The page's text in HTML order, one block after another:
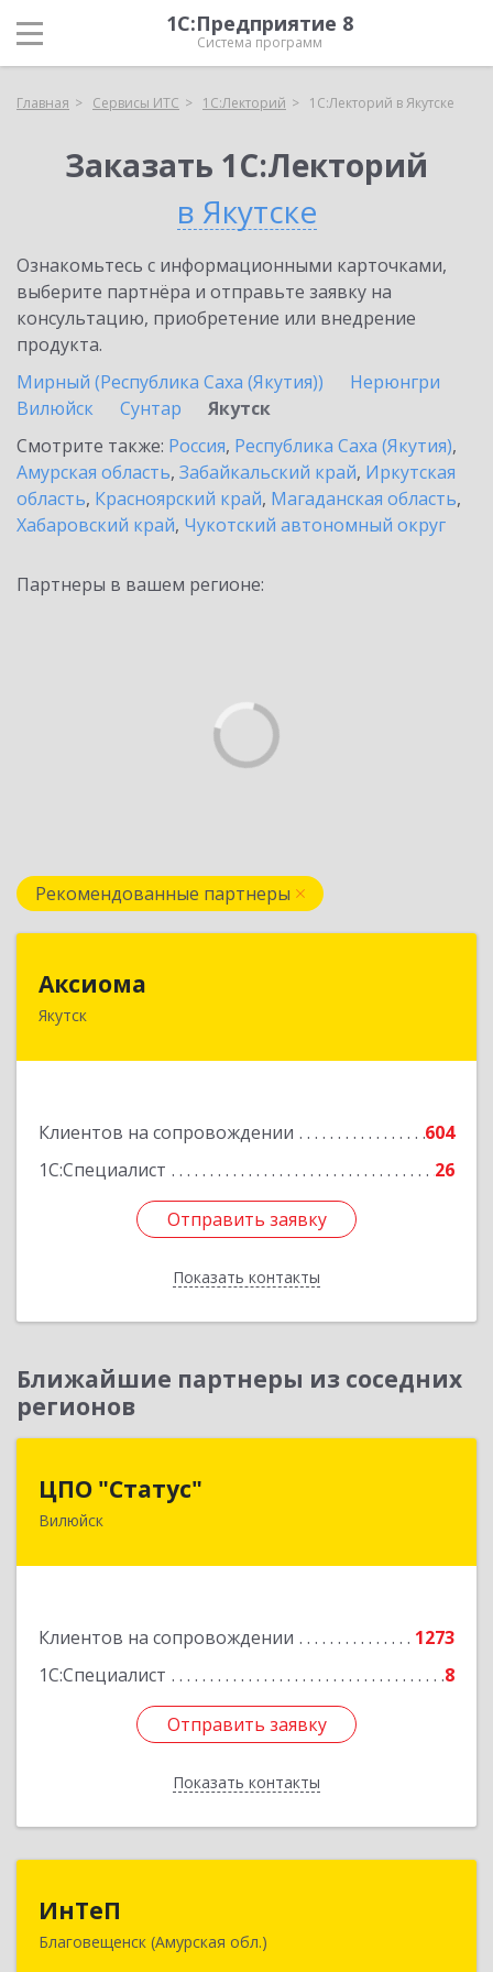
1С:Предприятие 8
Система программ
Главная Сервисы ИТС 1С:Лекторий 1С:Лекторий в Якутске
Заказать 1С:Лекторий
в Якутске
Ознакомьтесь с информационными карточками,
выберите партнёра и отправьте заявку на
консультацию, приобретение или внедрение
продукта.
Мирный (Республика Саха (Якутия))
Нерюнгри
Вилюйск
Сунтар
Якутск
Смотрите также: Россия, Республика Саха (Якутия),
Амурская область, Забайкальский край, Иркутская
область, Красноярский край, Магаданская область,
Хабаровский край, Чукотский автономный округ
Партнеры в вашем регионе:
Рекомендованные партнеры
Аксиома
Якутск
Клиентов на сопровождении
604
1С:Специалист
26
Отправить заявку
Показать контакты
677000, Саха /Якутия/ Респ, Якутск г, Чиряева
Отправить заявку
Назад
Ближайшие партнеры из соседних
регионов
ЦПО "Статус"
Вилюйск
Клиентов на сопровождении
1273
1С:Специалист
8
Отправить заявку
Показать контакты
677000, Саха /Якутия/ Респ, Якутск г, Ленина пр-
Отправить заявку
Назад
ИнТеП
Благовещенск (Амурская обл.)
675000, Амурская обл, Благовещенск г,